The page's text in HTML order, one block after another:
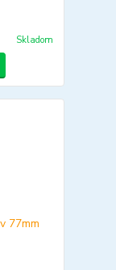
Skladom